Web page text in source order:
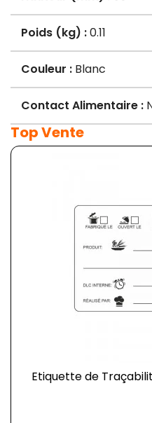
Poids (kg) :0.11
Couleur : Blanc
Contact Alimentaire :
Top Vente
Etiquette de